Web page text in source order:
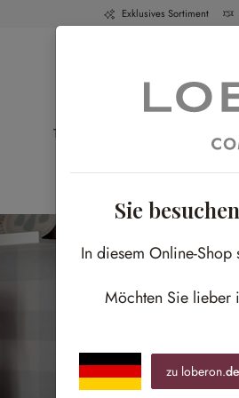
Exklusives Sortiment
Tisch & Küche Schlafen
Sie
In diesem Online-
Möchten Sie lieber
zu loberon.de